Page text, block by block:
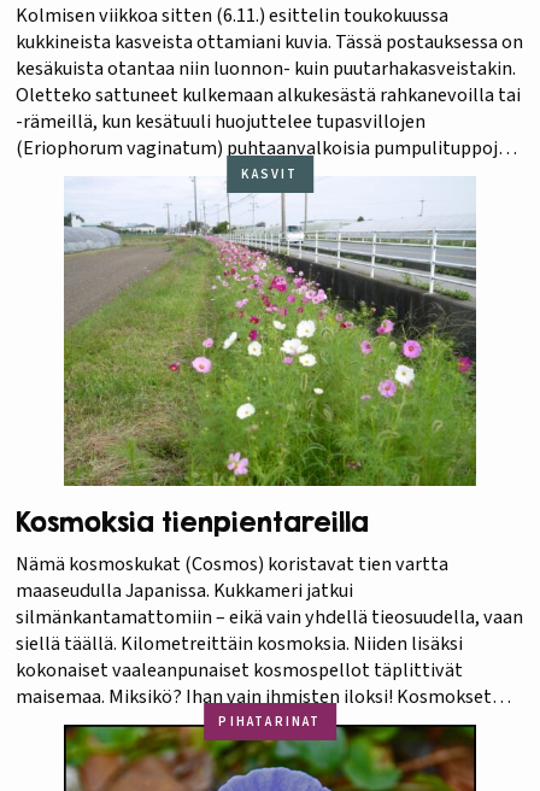
Kolmisen viikkoa sitten (6.11.) esittelin toukokuussa
kukkineista kasveista ottamiani kuvia. Tässä postauksessa on
kesäkuista otantaa niin luonnon- kuin puutarhakasveistakin.
Oletteko sattuneet kulkemaan alkukesästä rahkanevoilla tai
-rämeillä, kun kesätuuli huojuttelee tupasvillojen
(Eriophorum vaginatum) puhtaanvalkoisia pumpulituppoja?
Jos on kasvi varhain keväällä huomaamaton kukkiessaan
tuskin vaaksanmittaisin versoin, on se sitäkin näkyvämpi
alkukesällä, kun hyvinkin puolimetrisiksi venähtäneiden
versojen ”villaiset”…
KASVIT
Kosmoksia tienpientareilla
Nämä kosmoskukat (Cosmos) koristavat tien vartta
maaseudulla Japanissa. Kukkameri jatkui
silmänkantamattomiin – eikä vain yhdellä tieosuudella, vaan
siellä täällä. Kilometreittäin kosmoksia. Niiden lisäksi
kokonaiset vaaleanpunaiset kosmospellot täplittivät
maisemaa. Miksikö? Ihan vain ihmisten iloksi! Kosmokset
ihastuttavat näin syksyllä, kevääksi ja kesäksi kylvetään
muita kauden kukkia. Työn tekevät vapaaehtoiset ja
kustannuksista vastuun ottaa kunta. Tästä voisi ottaa…
PIHATARINAT